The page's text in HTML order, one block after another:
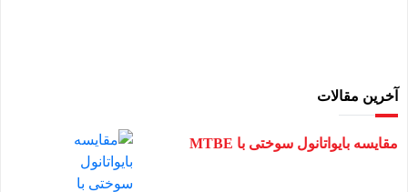
آخرین مقالات
مقایسه بایواتانول سوختی با MTBE